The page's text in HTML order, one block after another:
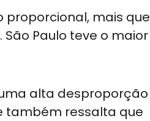
proporcional, mais que
Paulo teve o maior
alta desproporção
também ressalta que